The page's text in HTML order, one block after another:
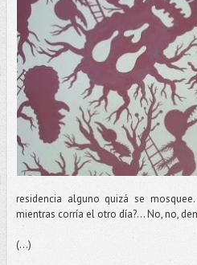
residencia alguno quizá se
mientras corría el otro día?... No, no,
(...)